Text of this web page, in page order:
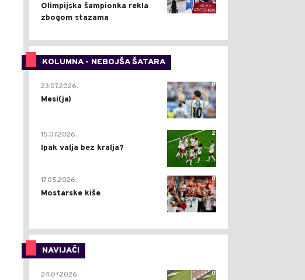
Olimpijska šampionka rekla
zbogom stazama
KOLUMNA - NEBOJŠA ŠATARA
0
23.07.2026.
Mesi(ja)
2
15.07.2026.
Ipak valja bez kralja?
0
17.05.2026.
Mostarske kiše
NAVIJAČI
0
24.07.2026.